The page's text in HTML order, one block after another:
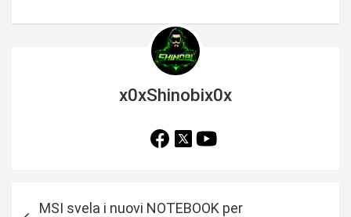
x0xShinobix0x
MSI svela i nuovi NOTEBOOK per